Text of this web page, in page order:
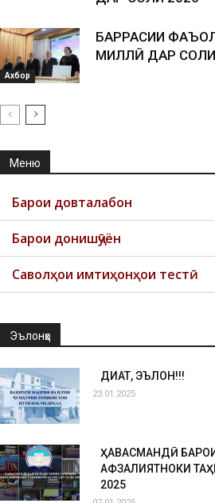
Ахбор
БАРРАСИИ
МИЛЛӢ ДАР СОЛИ
Меню
Барои довталабон
Барои донишҷӯён
Саволҳои имтиҳонҳои тестӣ
Эълонҳо
ДИҚҚАТ, ЭЪЛОН!!!
23.01.2025
ҲАВАСМАНДӢ
АФЗАЛИЯТНОКИ
2025